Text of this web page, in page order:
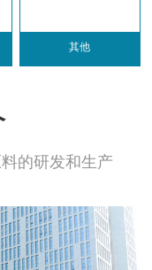
其他
的研发和生产